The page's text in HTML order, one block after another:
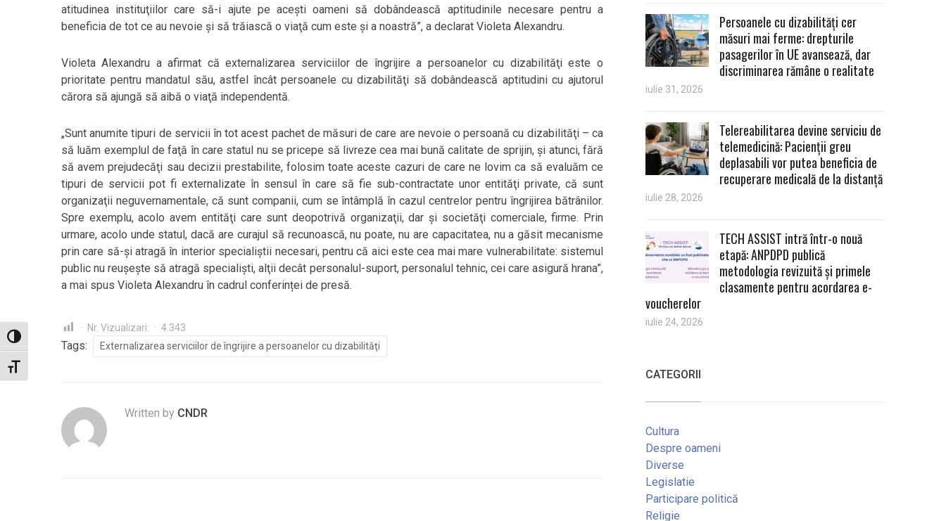
Toggle High Contrast
Toggle Font size
atitudinea instituţiilor care să-i ajute pe aceşti oameni să dobândească aptitudinile necesare pentru a
beneficia de tot ce au nevoie şi să trăiască o viaţă cum este şi a noastră”, a declarat Violeta Alexandru.
Violeta Alexandru a afirmat că externalizarea serviciilor de îngrijire a persoanelor cu dizabilităţi este o
prioritate pentru mandatul său, astfel încât persoanele cu dizabilităţi să dobândească aptitudini cu ajutorul
cărora să ajungă să aibă o viaţă independentă.
„Sunt anumite tipuri de servicii în tot acest pachet de măsuri de care are nevoie o persoană cu dizabilităţi – ca
să luăm exemplul de faţă în care statul nu se pricepe să livreze cea mai bună calitate de sprijin, şi atunci, fără
să avem prejudecăţi sau decizii prestabilite, folosim toate aceste cazuri de care ne lovim ca să evaluăm ce
tipuri de servicii pot fi externalizate în sensul în care să fie sub-contractate unor entităţi private, că sunt
organizaţii neguvernamentale, că sunt companii, cum se întâmplă în cazul centrelor pentru îngrijirea bătrânilor.
Spre exemplu, acolo avem entităţi care sunt deopotrivă organizaţii, dar şi societăţi comerciale, firme. Prin
urmare, acolo unde statul, dacă are curajul să recunoască, nu poate, nu are capacitatea, nu a găsit mecanisme
prin care să-şi atragă în interior specialiştii necesari, pentru că aici este cea mai mare vulnerabilitate: sistemul
public nu reuşeşte să atragă specialişti, alţii decât personalul-suport, personalul tehnic, cei care asigură hrana”,
a mai spus Violeta Alexandru în cadrul conferinței de presă.
Nr. Vizualizari: 4.343
Tags: Externalizarea serviciilor de îngrijire a persoanelor cu dizabilităţi
Written by CNDR
Persoanele cu dizabilități cer
măsuri mai ferme: drepturile
pasagerilor în UE avansează, dar
discriminarea rămâne o realitate
iulie 31, 2026
Telereabilitarea devine serviciu de
telemedicină: Pacienții greu
deplasabili vor putea beneficia de
recuperare medicală de la distanță
iulie 28, 2026
TECH ASSIST intră într-o nouă
etapă: ANPDPD publică
metodologia revizuită și primele
clasamente pentru acordarea e-
voucherelor
iulie 24, 2026
CATEGORII
Cultura
Despre oameni
Diverse
Legislatie
Participare politică
Religie